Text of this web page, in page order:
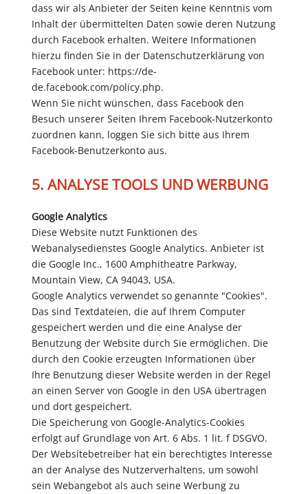
dass wir als Anbieter der Seiten keine Kenntnis vom
Inhalt der übermittelten Daten sowie deren Nutzung
durch Facebook erhalten. Weitere Informationen
hierzu finden Sie in der Datenschutzerklärung von
Facebook unter: https://de-
de.facebook.com/policy.php.
Wenn Sie nicht wünschen, dass Facebook den
Besuch unserer Seiten Ihrem Facebook-Nutzerkonto
zuordnen kann, loggen Sie sich bitte aus Ihrem
Facebook-Benutzerkonto aus.
5. ANALYSE TOOLS UND WERBUNG
Google Analytics
Diese Website nutzt Funktionen des
Webanalysedienstes Google Analytics. Anbieter ist
die Google Inc., 1600 Amphitheatre Parkway,
Mountain View, CA 94043, USA.
Google Analytics verwendet so genannte "Cookies".
Das sind Textdateien, die auf Ihrem Computer
gespeichert werden und die eine Analyse der
Benutzung der Website durch Sie ermöglichen. Die
durch den Cookie erzeugten Informationen über
Ihre Benutzung dieser Website werden in der Regel
an einen Server von Google in den USA übertragen
und dort gespeichert.
Die Speicherung von Google-Analytics-Cookies
erfolgt auf Grundlage von Art. 6 Abs. 1 lit. f DSGVO.
Der Websitebetreiber hat ein berechtigtes Interesse
an der Analyse des Nutzerverhaltens, um sowohl
sein Webangebot als auch seine Werbung zu